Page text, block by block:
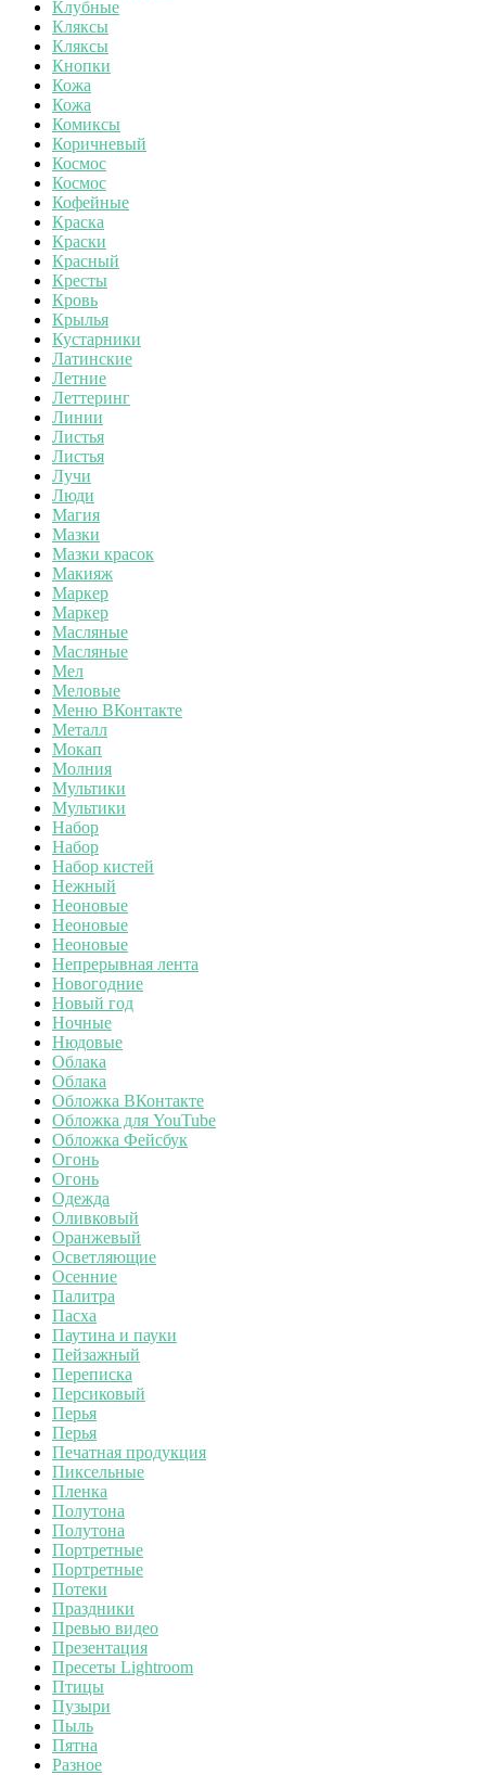
Клубные
Кляксы
Кляксы
Кнопки
Кожа
Кожа
Комиксы
Коричневый
Космос
Космос
Кофейные
Краска
Краски
Красный
Кресты
Кровь
Крылья
Кустарники
Латинские
Летние
Леттеринг
Линии
Листья
Листья
Лучи
Люди
Магия
Мазки
Мазки красок
Макияж
Маркер
Маркер
Масляные
Масляные
Мел
Меловые
Меню ВКонтакте
Металл
Мокап
Молния
Мультики
Мультики
Набор
Набор
Набор кистей
Нежный
Неоновые
Неоновые
Неоновые
Непрерывная лента
Новогодние
Новый год
Ночные
Нюдовые
Облака
Облака
Обложка ВКонтакте
Обложка для YouTube
Обложка Фейсбук
Огонь
Огонь
Одежда
Оливковый
Оранжевый
Осветляющие
Осенние
Палитра
Пасха
Паутина и пауки
Пейзажный
Переписка
Персиковый
Перья
Перья
Печатная продукция
Пиксельные
Пленка
Полутона
Полутона
Портретные
Портретные
Потеки
Праздники
Превью видео
Презентация
Пресеты Lightroom
Птицы
Пузыри
Пыль
Пятна
Разное